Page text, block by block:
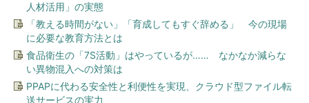
人材活用」の実態
「教える時間がない」「育成してもすぐ辞める」 今の現場
に必要な教育方法とは
食品衛生の「7S活動」はやっているが…… なかなか減らな
い異物混入への対策は
PPAPに代わる安全性と利便性を実現、クラウド型ファイル転
送サービスの実力